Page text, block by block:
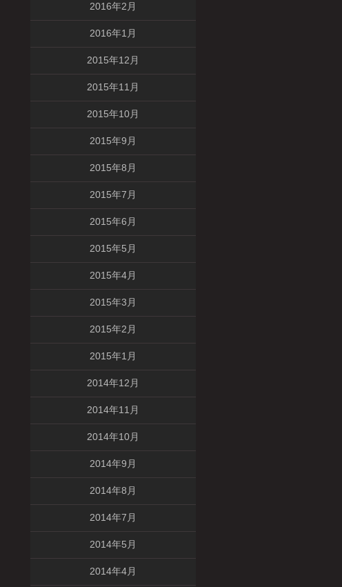
2016年2月
2016年1月
2015年12月
2015年11月
2015年10月
2015年9月
2015年8月
2015年7月
2015年6月
2015年5月
2015年4月
2015年3月
2015年2月
2015年1月
2014年12月
2014年11月
2014年10月
2014年9月
2014年8月
2014年7月
2014年5月
2014年4月